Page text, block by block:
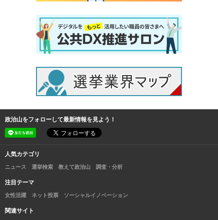
政治山をフォローして最新情報を見よう！
人気カテゴリ
ニュース 選挙検索 教えて政治山 調査・分析
注目テーマ
女性活躍 ネット投票 ソーシャルイノベーション
関連サイト